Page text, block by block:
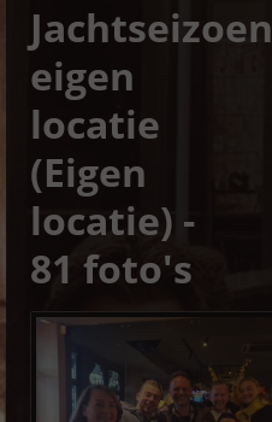
Plaatsen
Gastenboek
Contact
Fotos
Jachtseizoen
eigen
locatie
(Eigen
locatie) -
81 foto's